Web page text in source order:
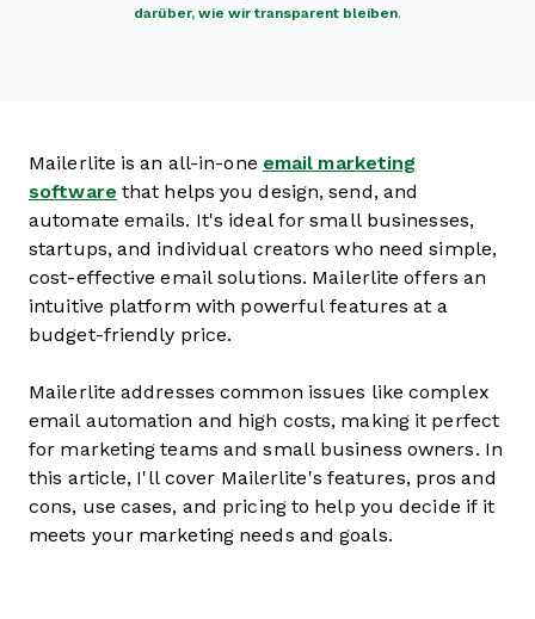
darüber, wie wir transparent bleiben.
Mailerlite is an all-in-one email marketing
software that helps you design, send, and
automate emails. It's ideal for small businesses,
startups, and individual creators who need simple,
cost-effective email solutions. Mailerlite offers an
intuitive platform with powerful features at a
budget-friendly price.
Mailerlite addresses common issues like complex
email automation and high costs, making it perfect
for marketing teams and small business owners. In
this article, I'll cover Mailerlite's features, pros and
cons, use cases, and pricing to help you decide if it
meets your marketing needs and goals.